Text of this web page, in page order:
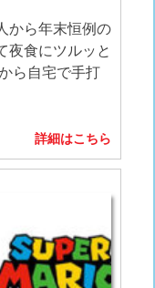
から年末恒例の
夜食にツルッと
ら自宅で手打
詳細はこちら